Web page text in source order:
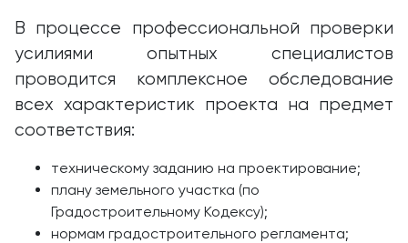
В процессе профессиональной проверки
усилиями опытных специалистов
проводится комплексное обследование
всех характеристик проекта на предмет
соответствия:
техническому заданию на проектирование;
плану земельного участка (по
Градостроительному Кодексу);
нормам градостроительного регламента;